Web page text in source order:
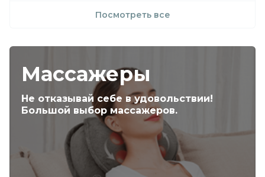
Посмотреть все
Массажеры
Не отказывай себе в удовольствии!
Большой выбор массажеров.